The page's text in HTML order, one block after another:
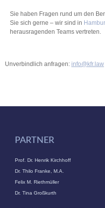
Sie haben Fragen rund um den
Sie sich gerne – wir sind in
herausragenden Teams vertreten.
Unverbindlich anfragen: info@kfr.law
PARTNER
Prof. Dr. Henrik Kirchhoff
Dr. Thilo Franke, M.A.
Felix M. Riethmüller
Dr. Tina Großkurth